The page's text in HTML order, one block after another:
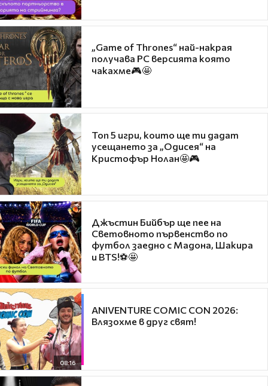
„Game of Thrones“ най-накрая
получава PC версията която
чакахме🎮🤩
Топ 5 игри, които ще ти дадат
усещането за „Одисея“ на
Кристофър Нолан🤩🎮
Джъстин Бийбър ще пее на
Световното първенство по
футбол заедно с Мадона, Шакира
и BTS!⚽🤩
08:16
ANIVENTURE COMIC CON 2026:
Влязохме в друг свят!